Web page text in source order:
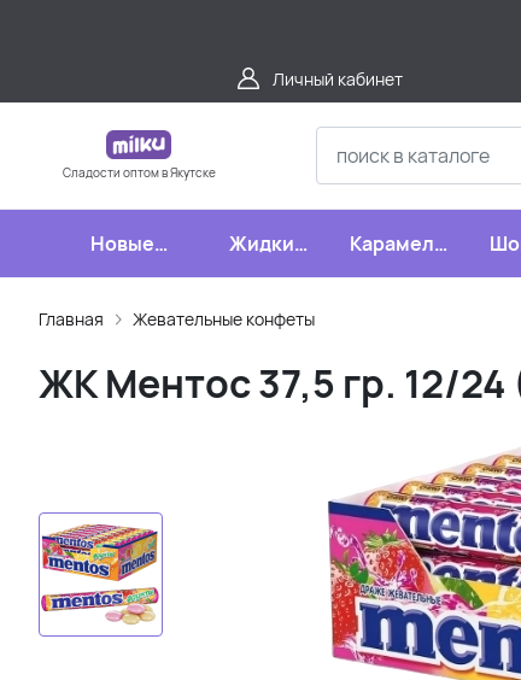
Личный кабинет
Сладости оптом в Якутске
Новые
поступления
Жидкие
конфеты
Карамель,
леденцы,
Главная Жевательные конфеты
ЖК Ментос 37,5 гр. 12/